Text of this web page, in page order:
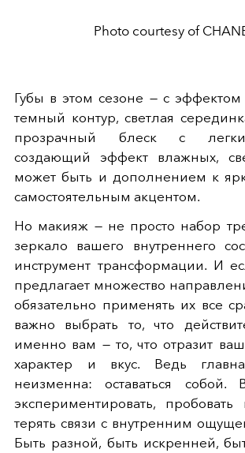
Photo courtesy of
Губы в этом сезоне — с
темный контур, светлая
прозрачный блеск с
создающий эффект влажных,
может быть и дополнением к
самостоятельным акцентом.
Но макияж — не просто набор
зеркало вашего внутреннего
инструмент трансформации. И
предлагает множество
обязательно применять их все
важно выбрать то, что
именно вам — то, что отразит
характер и вкус. Ведь
неизменна: оставаться собой.
экспериментировать,
терять связи с внутренним
Быть разной, быть искренней,